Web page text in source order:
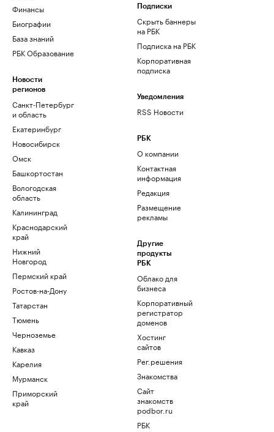
Финансы
Биографии
База знаний
РБК Образование
Новости
регионов
Санкт-Петербург
и область
Екатеринбург
Новосибирск
Омск
Башкортостан
Вологодская
область
Калининград
Краснодарский
край
Нижний
Новгород
Пермский край
Ростов-на-Дону
Татарстан
Тюмень
Черноземье
Кавказ
Карелия
Мурманск
Приморский
край
Подписки
Скрыть баннеры
на РБК
Подписка на РБК
Корпоративная
подписка
Уведомления
RSS Новости
РБК
О компании
Контактная
информация
Редакция
Размещение
рекламы
Другие
продукты
РБК
Облако для
бизнеса
Корпоративный
регистратор
доменов
Хостинг
сайтов
Рег.решения
Знакомства
Сайт
знакомств
podbor.ru
РБК